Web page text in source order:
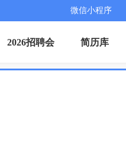
微信小程序
2026招聘会 简历库